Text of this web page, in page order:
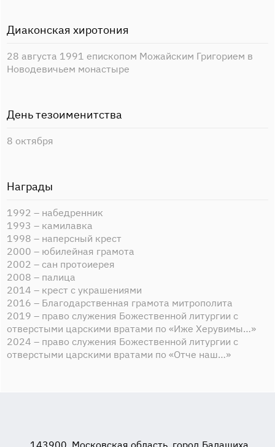
Диаконская хиротония
28 августа 1991 епископом Можайским Григорием в
Новодевичьем монастыре
День тезоименитства
8 октября
Награды
1992 – набедренник
1993 – камилавка
1998 – наперсный крест
2000 – юбилейная грамота
2002 – сан протоиерея
2008 – палица
2014 – крест с украшениями
2016 – Благодарственная грамота митрополита
2019 – право служения Божественной литургии с
отверстыми царскими вратами по «Иже Херувимы…»
2024 – право служения Божественной литургии с
отверстыми царскими вратами по «Отче наш…»
143900, Московская область, город Балашиха,